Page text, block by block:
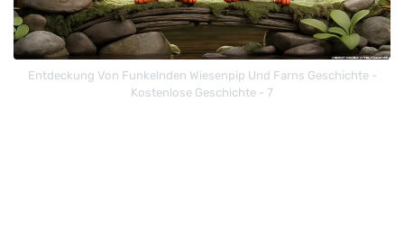
Entdeckung Von Funkelnden Wiesenpip Und Farns Geschichte -
Kostenlose Geschichte - 7